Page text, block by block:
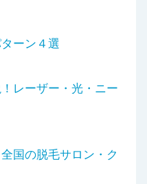
ーン４選
レーザー・光・ニー
国の脱毛サロン・ク